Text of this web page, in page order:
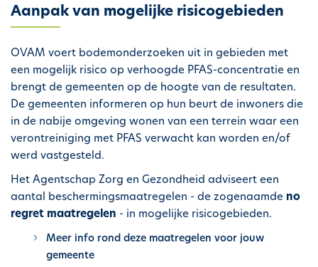
Aanpak van mogelijke risicogebieden
OVAM voert bodemonderzoeken uit in gebieden met
een mogelijk risico op verhoogde PFAS-concentratie en
brengt de gemeenten op de hoogte van de resultaten.
De gemeenten informeren op hun beurt de inwoners die
in de nabije omgeving wonen van een terrein waar een
verontreiniging met PFAS verwacht kan worden en/of
werd vastgesteld.
Het Agentschap Zorg en Gezondheid adviseert een
aantal beschermingsmaatregelen - de zogenaamde no
regret maatregelen - in mogelijke risicogebieden.
Meer info rond deze maatregelen voor jouw
gemeente